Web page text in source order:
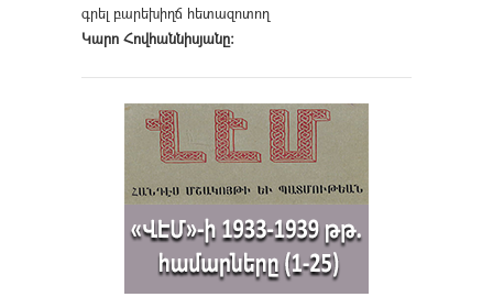
գրել բարեխիղճ հետազոտող
Կարո Հովհաննիսյանը։